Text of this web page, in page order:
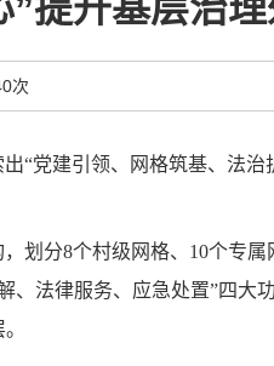
次
“党建引领、网格筑基、法治
分8个村级网格、10个专属
法律服务、应急处置”四大